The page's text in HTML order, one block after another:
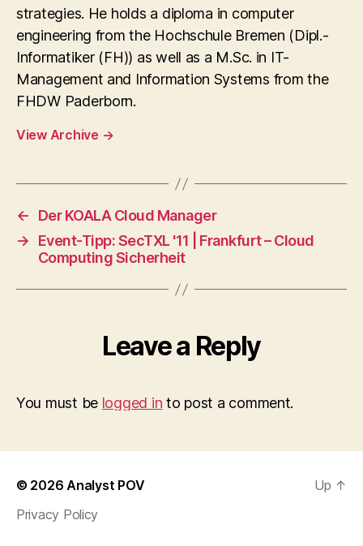
strategies. He holds a diploma in computer
engineering from the Hochschule Bremen (Dipl.-
Informatiker (FH)) as well as a M.Sc. in IT-
Management and Information Systems from the
FHDW Paderborn.
View Archive →
←
Der KOALA Cloud Manager
→
Event-Tipp: SecTXL '11 | Frankfurt – Cloud
Computing Sicherheit
Leave a Reply
You must be logged in to post a comment.
© 2026Analyst POV
Privacy Policy
Up ↑